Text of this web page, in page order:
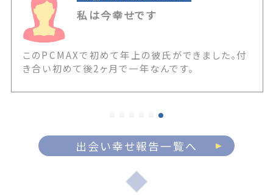
私は今幸せです
このPCMAXで初めて年上の彼氏ができました。付
き合い初めて後2ヶ月で一年なんです。
出会い幸せ報告一覧へ